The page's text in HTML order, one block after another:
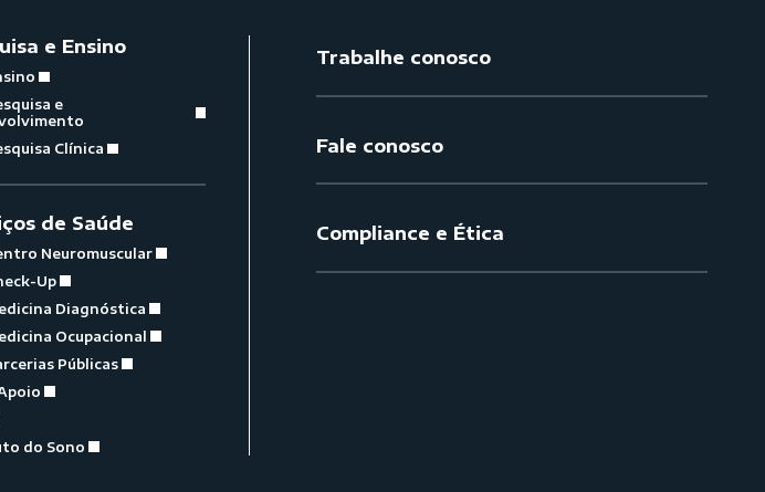
e Ensino
e
Clínica
de Saúde
Neuromuscular
Up
Diagnóstica
Ocupacional
Públicas
do Sono
Trabalhe conosco
Fale conosco
Compliance e Ética